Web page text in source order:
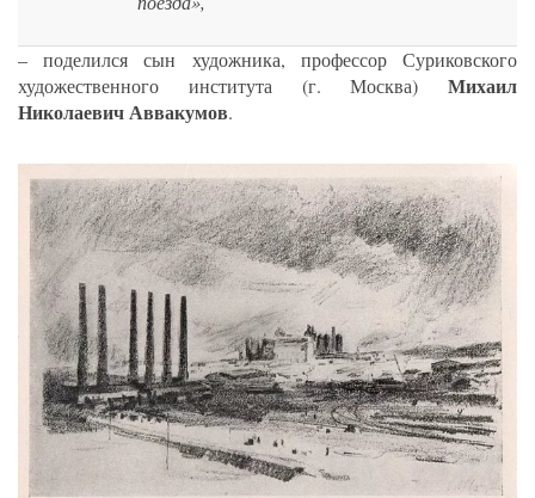
– поделился сын художника, профессор Суриковского
художественного института (г. Москва) Михаил
Николаевич Аввакумов.